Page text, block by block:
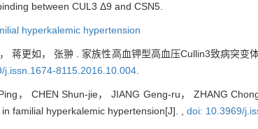
between CUL3 Δ9 and CSN5.
hyperkalemic hypertension
蒋更如， 张翀 . 家族性高血钾型高血压Cullin3致病突变
j.issn.1674-8115.2016.10.004.
， CHEN Shun-jie， JIANG Geng-ru， ZHANG
familial hyperkalemic hypertension[J]. , doi: 10.3969/